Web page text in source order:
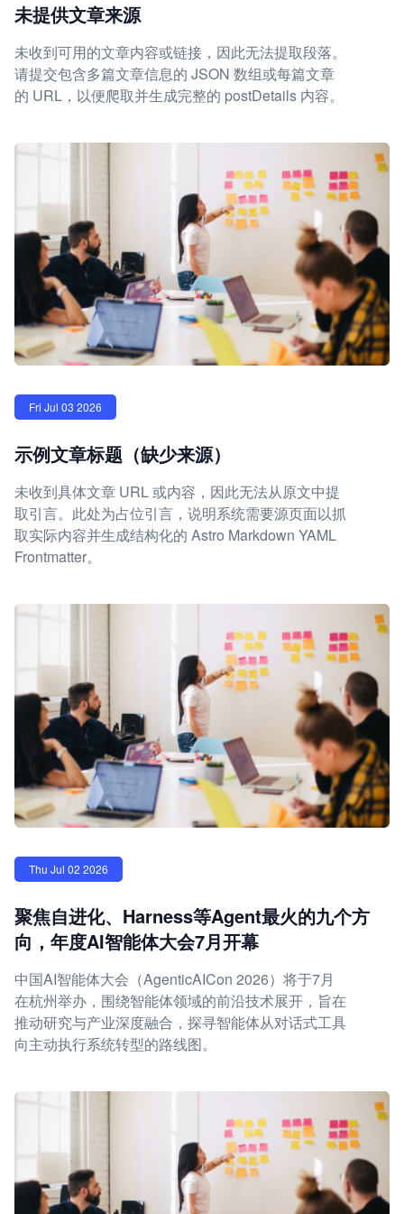
未提供文章来源
未收到可用的文章内容或链接，因此无法提取段落。
请提交包含多篇文章信息的 JSON 数组或每篇文章
的 URL，以便爬取并生成完整的 postDetails 内容。
Fri Jul 03 2026
示例文章标题（缺少来源）
未收到具体文章 URL 或内容，因此无法从原文中提
取引言。此处为占位引言，说明系统需要源页面以抓
取实际内容并生成结构化的 Astro Markdown YAML
Frontmatter。
Thu Jul 02 2026
聚焦自进化、Harness等Agent最火的九个方
向，年度AI智能体大会7月开幕
中国AI智能体大会（AgenticAICon 2026）将于7月
在杭州举办，围绕智能体领域的前沿技术展开，旨在
推动研究与产业深度融合，探寻智能体从对话式工具
向主动执行系统转型的路线图。